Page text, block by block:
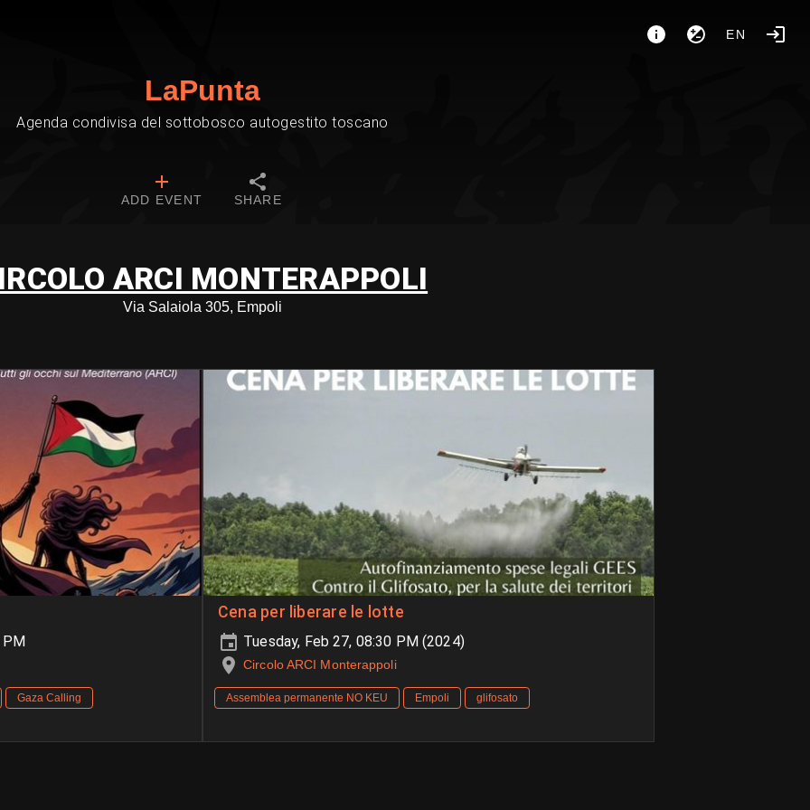
EN
LaPunta
Agenda condivisa del sottobosco autogestito toscano
ADD EVENT SHARE
ARCI MONTERAPPOLI
Via Salaiola 305, Empoli
PM
Gaza Calling
Cena per liberare le lotte
Tuesday, Feb 27, 08:30 PM (2024)
Circolo ARCI Monterappoli
Assemblea permanente NO KEU Empoli glifosato